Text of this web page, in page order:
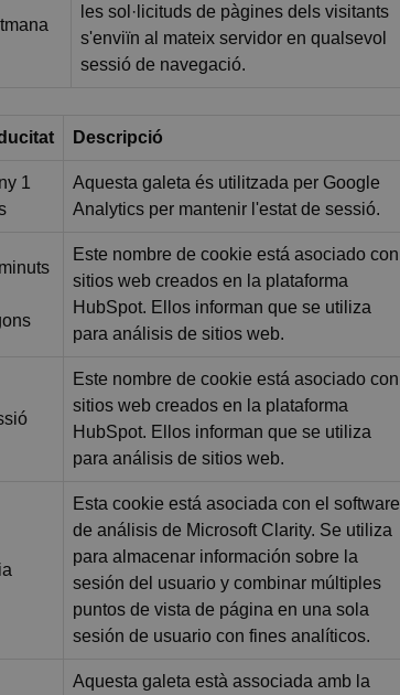
les sol·licituds de pàgines dels visitants
s'enviïn al mateix servidor en qualsevol
sessió de navegació.
Descripció
1
Aquesta galeta és utilitzada per Google
Analytics per mantenir l'estat de sessió.
Este nombre de cookie está asociado con
sitios web creados en la plataforma
HubSpot. Ellos informan que se utiliza
para análisis de sitios web.
Este nombre de cookie está asociado con
sitios web creados en la plataforma
HubSpot. Ellos informan que se utiliza
para análisis de sitios web.
Esta cookie está asociada con el software
de análisis de Microsoft Clarity. Se utiliza
para almacenar información sobre la
sesión del usuario y combinar múltiples
puntos de vista de página en una sola
sesión de usuario con fines analíticos.
Aquesta galeta està associada amb la